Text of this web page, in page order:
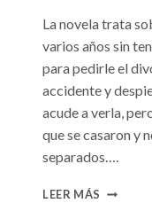
La novela trata
varios años sin
para pedirle el
accidente y
acude a verla,
que se casaron y
separados….
LEER MÁS